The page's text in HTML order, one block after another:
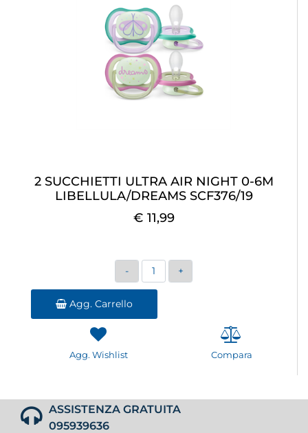
2 SUCCHIETTI ULTRA AIR NIGHT 0-6M
LIBELLULA/DREAMS SCF376/19
€ 11,99
Quantità
Agg. Carrello
Agg. Wishlist Compara
ASSISTENZA GRATUITA
095939636